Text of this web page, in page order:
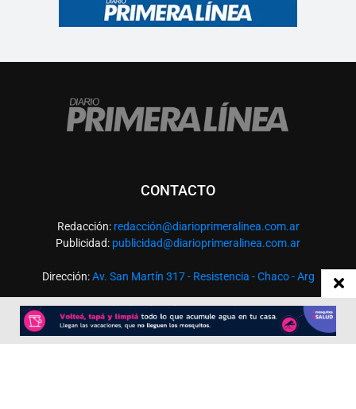
CONTACTO
Redacción: redacción@diarioprimeralinea.com.ar
Publicidad: publicidad@diarioprimeralinea.com.ar
Dirección:Av. San Martín 317 - Resistencia - Chaco - Arg
Todos los derechos reservados ©